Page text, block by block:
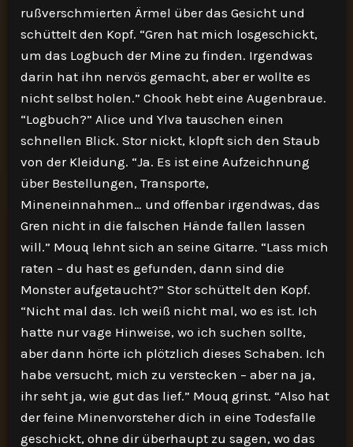
rußverschmierten Ärmel über das Gesicht und
schüttelt den Kopf. “Gren hat mich losgeschickt,
um das Logbuch der Mine zu finden. Irgendwas
darin hat ihn nervös gemacht, aber er wollte es
nicht selbst holen.” Chook hebt eine Augenbraue.
“Logbuch?” Alice und Ylva tauschen einen
schnellen Blick. Stor nickt, klopft sich den Staub
von der Kleidung. “Ja. Es ist eine Aufzeichnung
über Bestellungen, Transporte,
Mineneinnahmen… und offenbar irgendwas, das
Gren nicht in die falschen Hände fallen lassen
will.” Mouq lehnt sich an seine Gitarre. “Lass mich
raten – du hast es gefunden, dann sind die
Monster aufgetaucht?” Stor schüttelt den Kopf.
“Nicht mal das. Ich weiß nicht mal, wo es ist. Ich
hatte nur vage Hinweise, wo ich suchen sollte,
aber dann hörte ich plötzlich dieses Schaben. Ich
habe versucht, mich zu verstecken – aber na ja,
ihr seht ja, wie gut das lief.” Mouq grinst. “Also hat
der feine Minenvorsteher dich in eine Todesfalle
geschickt, ohne dir überhaupt zu sagen, wo das